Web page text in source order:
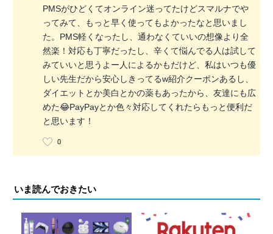
PMSがひどくてオンライン迷ってたけどスマルナでや
ってみて、もっと早く使ってもよかったなと思いまし
た。PMS軽くなったし、通わなくていいの想像より全
然楽！対応も丁寧だったし、辛くて悩んでる人は試して
みていいと思うよー人によるかもだけど、私はいつも優
しい先生だから安心しきってるw紹介クーポンあるし、
ダイエットとか美白とかの薬もあったから、友達にも広
めた😂PayPayとか色々対応してくれたらもっと便利だ
と思います！
0
いま読んでおきたい